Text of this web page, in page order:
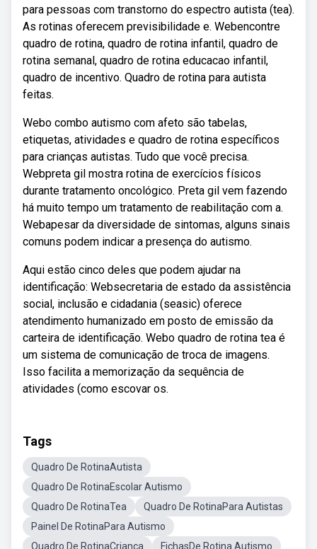
para pessoas com transtorno do espectro autista (tea).
As rotinas oferecem previsibilidade e. Webencontre
quadro de rotina, quadro de rotina infantil, quadro de
rotina semanal, quadro de rotina educacao infantil,
quadro de incentivo. Quadro de rotina para autista
feitas.
Webo combo autismo com afeto são tabelas,
etiquetas, atividades e quadro de rotina específicos
para crianças autistas. Tudo que você precisa.
Webpreta gil mostra rotina de exercícios físicos
durante tratamento oncológico. Preta gil vem fazendo
há muito tempo um tratamento de reabilitação com a.
Webapesar da diversidade de sintomas, alguns sinais
comuns podem indicar a presença do autismo.
Aqui estão cinco deles que podem ajudar na
identificação: Websecretaria de estado da assistência
social, inclusão e cidadania (seasic) oferece
atendimento humanizado em posto de emissão da
carteira de identificação. Webo quadro de rotina tea é
um sistema de comunicação de troca de imagens.
Isso facilita a memorização da sequência de
atividades (como escovar os.
Tags
Quadro De RotinaAutista
Quadro De RotinaEscolar Autismo
Quadro De RotinaTea
Quadro De RotinaPara Autistas
Painel De RotinaPara Autismo
Quadro De RotinaCriança
FichasDe Rotina Autismo